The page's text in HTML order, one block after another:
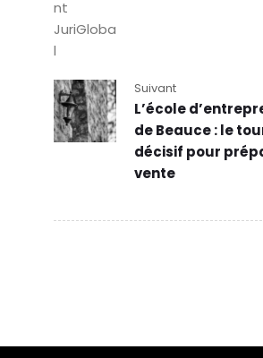
Suivant
L’école
de Beauce : le
décisif pour
vente